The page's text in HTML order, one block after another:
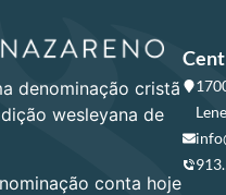
denominação cristã
wesleyana de
conta hoje